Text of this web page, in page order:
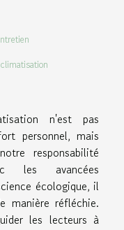
n'est pas
personnel, mais
responsabilité
les avancées
écologique, il
manière réfléchie.
les lecteurs à